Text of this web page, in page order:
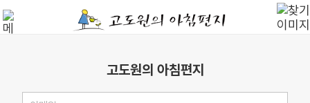
고도원의 아침편지